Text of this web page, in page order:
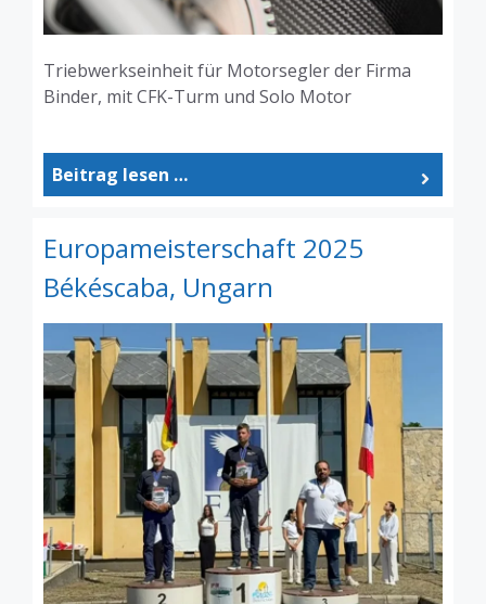
Triebwerkseinheit für Motorsegler der Firma
Binder, mit CFK-Turm und Solo Motor
Beitrag lesen …
Europameisterschaft 2025
Békéscaba, Ungarn